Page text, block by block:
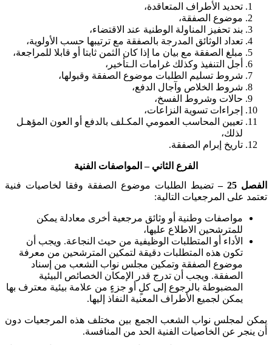
تحديد الأطراف المتعاقدة،
موضوع الصفقة،
بند تحفيز المناولة الوطنية عند الاقتضاء،
تعداد الوثائق المدرجة بالصفقة مع ترتيبها حسب الأولوية،
مبلغ الصفقة مع بيان ما إذا كان الثمن ثابتا أو قابلا للمراجعة،
أجل التنفيذ وكذلك غرامات الـتأخير،
شروط تسليم الطلبات موضوع الصفقة وقبولها،
شروط الخلاص وآجال الدفع،
حالات وشروط الفسخ،
إجراءات تسوية النزاعات،
تعيين المحاسب العمومي المكـلف بالدفع أو العون المؤهـل
لذلك،
تاريخ إبرام الصفقة.
الفرع الثاني – المواصفات الفنية
الفصل 25 –
تضبط الطلبات موضوع الصفقة وفقا لخاصيات فنية
تعتمد على المرجعيات التالية:
مواصفات وطنية أو وثائق مرجعية أخرى معادلة يمكن
للمترشحين الاطلاع عليها،
الأداء أو المتطلبات الوظيفية من حيث النجاعة. ويجب أن
تكون هذه المتطلبات دقيقة لتمكين المترشحين من معرفة
موضوع الصفقة وتمكين مجلس نواب الشعب من إسناد
الصفقة. ويجب أن تدرج قدر الإمكان الخصائص البيئية
المضبوطة بالرجوع إلى كلٍ أو جزءٍ من علامة بيئية معترف بها
يمكن لجميع الأطراف المعنية النفاذ إليها.
يمكن لمجلس نواب الشعب الجمع بين مختلف هذه المرجعيات دون
أن ينجر عن الخاصيات الفنية الحد من المنافسة.